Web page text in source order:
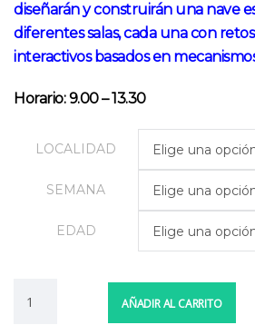
diseñarán y construirán una nave
diferentes salas, cada una con
interactivos basados en
Horario: 9.00 – 13.30
LOCALIDAD Elige una
SEMANA Elige una
EDAD Elige una
AÑADIR AL CARRITO